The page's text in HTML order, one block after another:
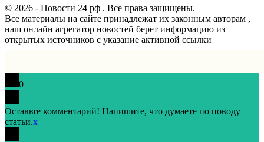
© 2026 - Новости 24 рф . Все права защищены.
Все материалы на сайте принадлежат их законным авторам ,
наш онлайн агрегатор новостей берет информацию из
открытых источников с указание активной ссылки
0
Оставьте комментарий! Напишите, что думаете по поводу
статьи.x